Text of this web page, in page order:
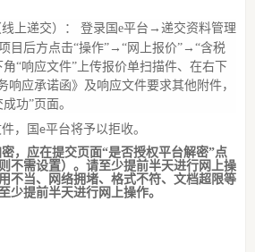
线上递交） ： 登录国 e平台→递交资料管理
目后方点击“操作”→“网上报价”→“含税
角“响应文件”上传报价单扫描件、在右下
响应承诺函》及响应文件要求其他附件，
功”页面。
，国 e平台将予以拒收。
，应在提交页面“是否授权平台解密”点
不需设置）。请至少提前半天进行网上操
不当、网络拥堵、格式不符、文档超限等
少提前半天进行网上操作。